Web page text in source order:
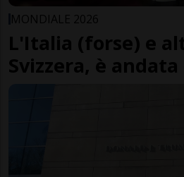
MONDIALE 2026
L'Italia (forse) e
Svizzera, è